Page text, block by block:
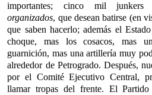
importantes; cinco mil
organizados, que desean batirse (en
que saben hacerlo; además el
choque, mas los cosacos, mas
guarnición, mas una artillería muy
alrededor de Petrogrado. Después,
por el Comité Ejecutivo Central,
llamar tropas del frente. El